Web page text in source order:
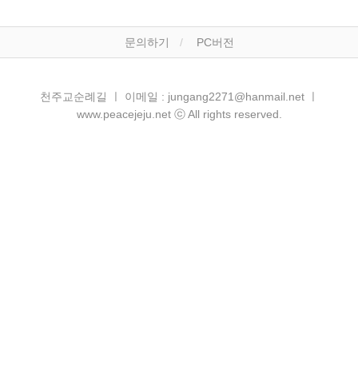
문의하기 PC버전
천주교순례길 ㅣ 이메일 : jungang2271@hanmail.net ㅣ
www.peacejeju.net ⓒ All rights reserved.